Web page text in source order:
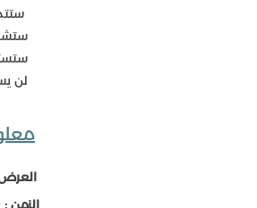
لن
الزمن :